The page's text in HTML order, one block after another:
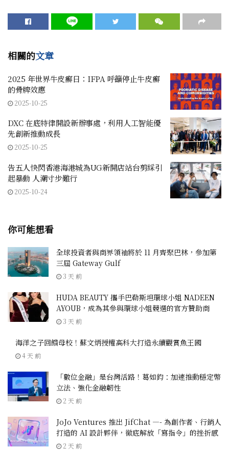
相關的文章
2025 年世界牛皮癬日：IFPA 呼籲停止牛皮癬
的骨牌效應
2025-10-25
DXC 在底特律開設新辦事處，利用人工智能優
先創新推動成長
2025-10-25
告五人快閃香港海港城為UG新開店站台剪綵引
起暴動 人潮寸步難行
2025-10-24
你可能想看
全球投資者與商界領袖將於 11 月齊聚巴林，參加第
三屆 Gateway Gulf
3 天 前
HUDA BEAUTY 攜手巴勒斯坦環球小姐 NADEEN
AYOUB，成為其參與環球小姐競選的官方贊助商
3 天 前
海洋之子回饋母校！蘇文炳授權高科大打造永續觀賞魚王國
4 天 前
「數位金融」是台灣活路！葛如鈞：加速推動穩定幣
立法、強化金融韌性
2 天 前
JoJo Ventures 推出 JifChat —- 為創作者、行銷人
打造的 AI 設計夥伴，徹底解放「寫指令」的挫折感
2 天 前